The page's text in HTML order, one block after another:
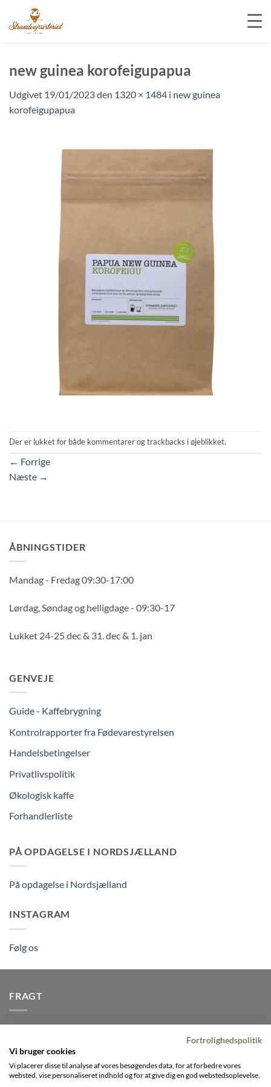
indhold
new guinea korofeigupapua
Udgivet 19/01/2023den 1320 × 1484 i new guinea
korofeigupapua
Der er lukket for både kommentarer og trackbacks i øjeblikket.
← Forrige
Næste →
ÅBNINGSTIDER
Mandag - Fredag 09:30-17:00
Lørdag, Søndag og helligdage - 09:30-17
Lukket 24-25 dec & 31. dec & 1. jan
GENVEJE
Guide - Kaffebrygning
Kontrolrapporter fra Fødevarestyrelsen
Handelsbetingelser
Privatlivspolitik
Økologisk kaffe
Forhandlerliste
PÅ OPDAGELSE I NORDSJÆLLAND
På opdagelse i Nordsjælland
INSTAGRAM
Følg os
FRAGT
på alle pakker - Husk der er fri
levering på alle ordre over DKK395
Fortrolighedspolitik
Vi bruger cookies
Vi placerer disse til analyse af vores besøgendes data, for at forbedre vores
websted, vise personaliseret indhold og for at give dig en god webstedsoplevelse.